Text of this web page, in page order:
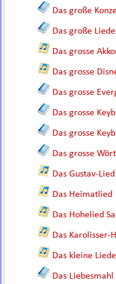
Das große
Das große
Das grosse
Das grosse
Das grosse
Das grosse
Das grosse
Das grosse
Das Gustav-
Das Heimatlied
Das Hohelied
Das Karolisser-
Das kleine
Das Liebesmahl